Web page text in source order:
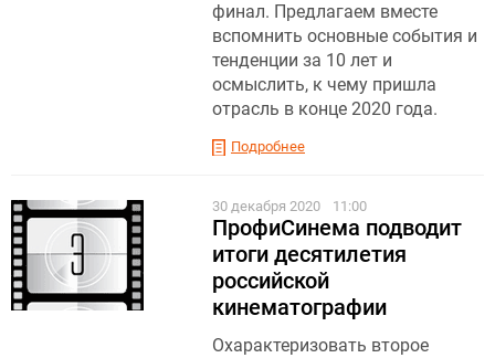
финал. Предлагаем вместе
вспомнить основные события и
тенденции за 10 лет и
осмыслить, к чему пришла
отрасль в конце 2020 года.
Подробнее
30 декабря 2020 11:00
ПрофиСинема подводит
итоги десятилетия
российской
кинематографии
Охарактеризовать второе